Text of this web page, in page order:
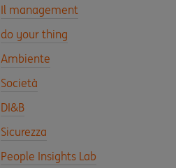
Il management
do your thing
Ambiente
Società
DI&B
Sicurezza
People Insights Lab